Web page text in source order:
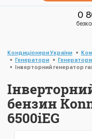
0
Кондиціонери України
Генератори
Інверторний генератор
бензин
6500iEG